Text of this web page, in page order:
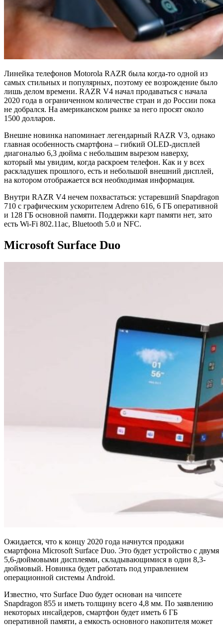
Линейка телефонов Motorola RAZR была когда-то одной из
самых стильных и популярных, поэтому ее возрождение было
лишь делом времени. RAZR V4 начал продаваться с начала
2020 года в ограниченном количестве стран и до России пока
не добрался. На американском рынке за него просят около
1500 долларов.
Внешне новинка напоминает легендарный RAZR V3, однако
главная особенность смартфона – гибкий OLED-дисплей
диагональю 6,3 дюйма с небольшим вырезом наверху,
который мы увидим, когда раскроем телефон. Как и у всех
раскладушек прошлого, есть и небольшой внешний дисплей,
на котором отображается вся необходимая информация.
Внутри RAZR V4 нечем похвастаться: устаревший Snapdragon
710 с графическим ускорителем Adreno 616, 6 ГБ оперативной
и 128 ГБ основной памяти. Поддержки карт памяти нет, зато
есть Wi-Fi 802.11ac, Bluetooth 5.0 и NFC.
Microsoft Surface Duo
Ожидается, что к концу 2020 года начнутся продажи
смартфона Microsoft Surface Duo. Это будет устройство с двумя
5,6-дюймовыми дисплеями, складывающимися в один 8,3-
дюймовый. Новинка будет работать под управлением
операционной системы Android.
Известно, что Surface Duo будет основан на чипсете
Snapdragon 855 и иметь толщину всего 4,8 мм. По заявлению
некоторых инсайдеров, смартфон будет иметь 6 ГБ
оперативной памяти, а емкость основного накопителя может